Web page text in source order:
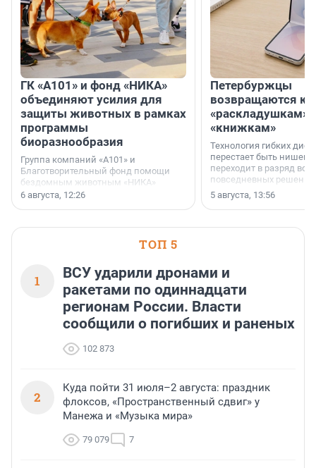
ГК «А101» и фонд «НИКА»
объединяют усилия для
защиты животных в рамках
программы
биоразнообразия
Группа компаний «А101» и
Благотворительный фонд помощи
бездомным животным «НИКА»
заключили соглашение о
6 августа, 12:26
Петербуржцы
возвращаются к
«раскладушкам»
«книжкам»
Технология гибких
перестает быть
переходит в разряд
повседневных
5 августа, 13:56
ТОП 5
1
ВСУ ударили дронами и
ракетами по одиннадцати
регионам России. Власти
сообщили о погибших и раненых
102 873
2
Куда пойти 31 июля–2 августа: праздник
флоксов, «Пространственный сдвиг» у
Манежа и «Музыка мира»
79 079 7